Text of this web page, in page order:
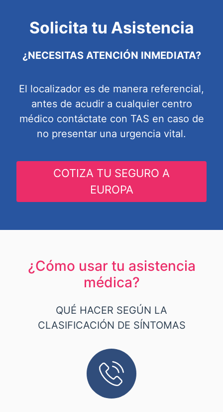
Solicita tu Asistencia
¿NECESITAS ATENCIÓN INMEDIATA?
El localizador es de manera referencial,
antes de acudir a cualquier centro
médico contáctate con TAS en caso de
no presentar una urgencia vital.
COTIZA TU SEGURO A
EUROPA
¿Cómo usar tu asistencia
médica?
QUÉ HACER SEGÚN LA
CLASIFICACIÓN DE SÍNTOMAS